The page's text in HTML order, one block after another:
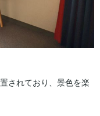
されており、景色を楽